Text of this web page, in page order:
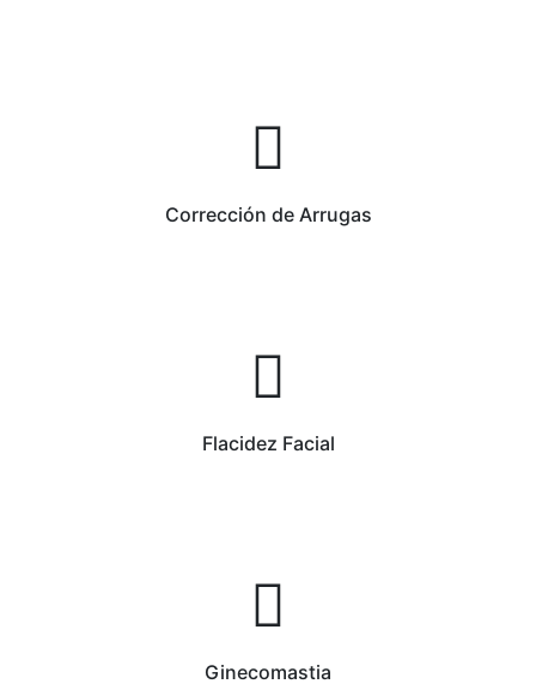
Corrección de Arrugas
Flacidez Facial
Ginecomastia